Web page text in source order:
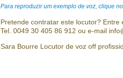
Para reproduzir um exemplo de voz, clique
Pretende contratar este locutor? Entre
Tel. 0049 30 405 86 912 ou e-mail
Sara Bourre Locutor de voz off